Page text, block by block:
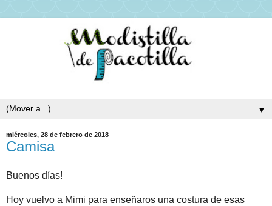
▼
miércoles, 28 de febrero de 2018
Camisa
Buenos días!
Hoy vuelvo a Mimi para enseñaros una costura de esas